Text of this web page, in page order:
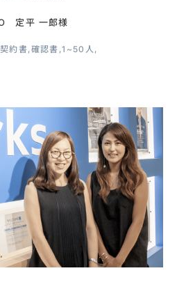
定平 一郎様
約書 確認書 1~50人